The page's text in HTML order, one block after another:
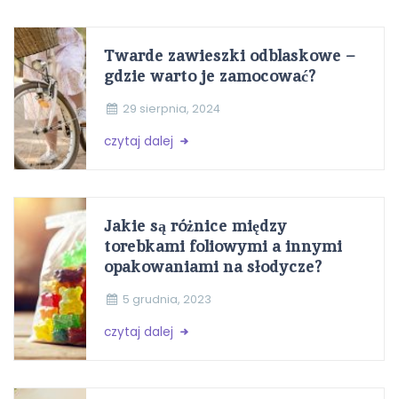
Twarde zawieszki odblaskowe –
gdzie warto je zamocować?
29 sierpnia, 2024
czytaj dalej
Jakie są różnice między
torebkami foliowymi a innymi
opakowaniami na słodycze?
5 grudnia, 2023
czytaj dalej